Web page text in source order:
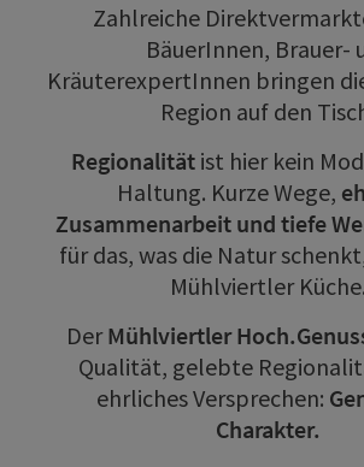
Zahlreiche
BäuerInnen, Brauer-
KräuterexpertInnen bringen
Region auf den
Regionalität ist hier kein
Haltung. Kurze Wege,
Zusammenarbeit und tiefe
für das, was die Natur
Mühlviertler Küche.
DerMühlviertler
Qualität, gelebte
ehrliches Versprechen:
Charakter.